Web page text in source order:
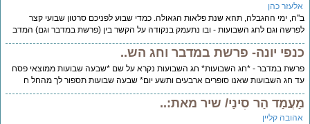
כהן
ימי ההגבלה, תהא שנת פלאות הגאולה. כמדי שבוע לפניכם סרטון שבועי קצר
וגם לחג השבועות - ובו נתעמק בנקודה על הקשר בין (פרשת במדבר וגם) המדב
יונה- פרשת במדבר וחג הש..
במדבר - *חג השבועות* חג השבועות נקרא על שם *שבעה שבועות ממוצאי פסח
חג השבועות שאנו סופרים ארבעים ותשע יום* שבעה שבועות תספור לך מהחל ח
הַר סִינַי/ שיר מאת:..
קליין